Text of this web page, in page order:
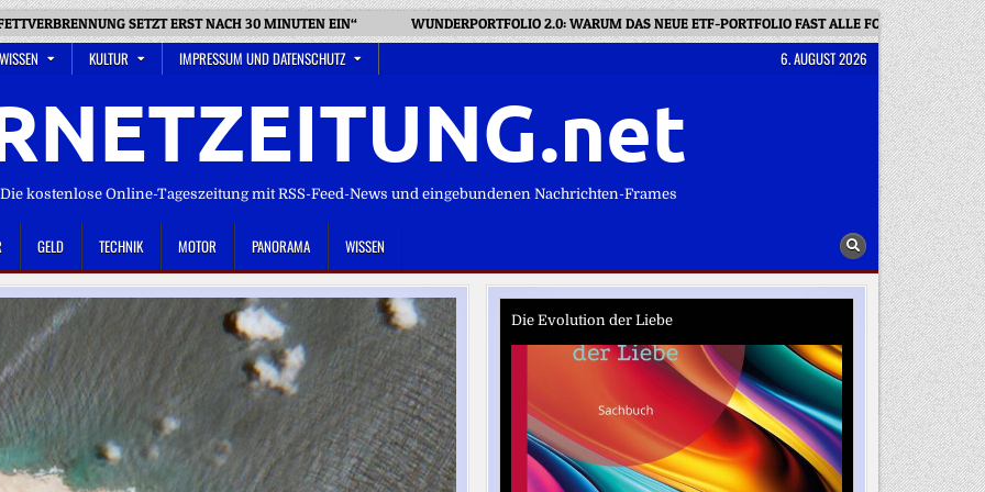
SETZT ERST NACH 30 MINUTEN EIN“ WUNDERPORTFOLIO 2.0: WARUM DAS NEUE ETF-PORTFOLIO FAST ALLE FONDS SCHLÄGT
KULTUR IMPRESSUM UND DATENSCHUTZ 6. AUGUST 2026
kostenlose Online-Tageszeitung mit RSS-Feed-News und eingebundenen Nachrichten-Frames
GELD TECHNIK MOTOR PANORAMA WISSEN
Die Evolution der Liebe